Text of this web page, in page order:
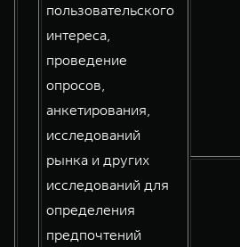
пользовательского
интереса,
проведение
опросов,
анкетирования,
исследований
рынка и других
исследований для
определения
предпочтений